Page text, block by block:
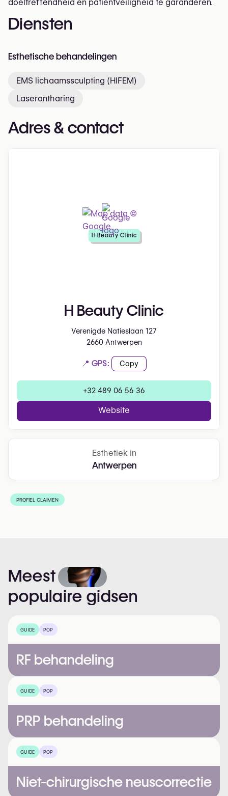
doeltreffendheid en patiëntveiligheid te garanderen.
Diensten
Esthetische behandelingen
EMS lichaamssculpting (HIFEM)
Laserontharing
Adres & contact
H Beauty Clinic
Verenigde Natieslaan 127
2660 Antwerpen
📍 GPS: Copy
+32 489 06 56 36
Website
H Beauty Clinic
Esthetiek in
Antwerpen
PROFIEL CLAIMEN
Meest
populaire gidsen
GUIDE POP
RF behandeling
GUIDE POP
PRP behandeling
GUIDE POP
Niet-chirurgische neuscorrectie